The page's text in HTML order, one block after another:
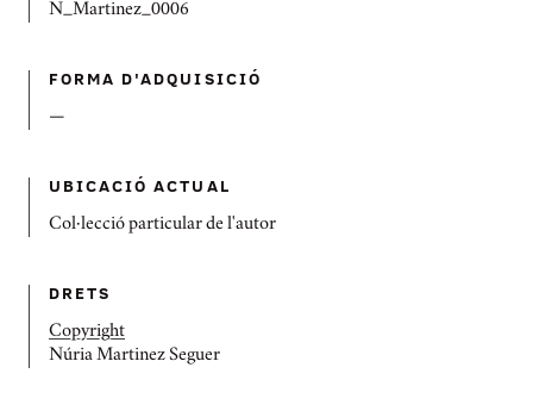
N_Martinez_0006
FORMA D'ADQUISICIÓ
—
UBICACIÓ ACTUAL
Col·lecció particular de l'autor
DRETS
Copyright
Núria Martinez Seguer